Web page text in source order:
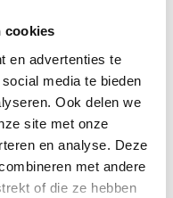
cookies
en advertenties te
media te bieden
Ook delen we
site met onze
en analyse. Deze
met andere
of die ze hebben